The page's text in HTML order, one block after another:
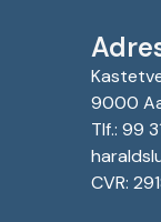
9000
Tlf.: 99
CVR: